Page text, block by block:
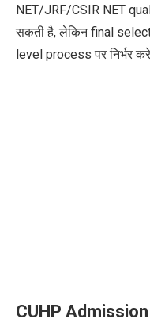
NET/JRF/CSIR NET
सकती है, लेकिन final
level process पर निर्भर
CUHP